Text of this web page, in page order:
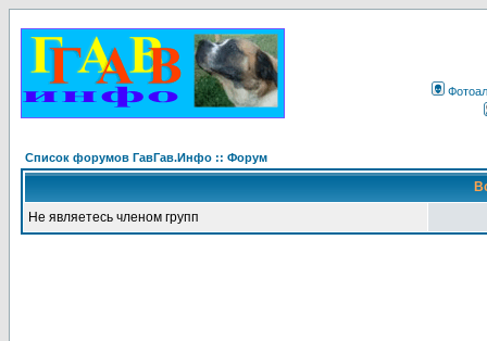
Список форумов ГавГав.Инфо :: Форум
Не являетесь членом групп